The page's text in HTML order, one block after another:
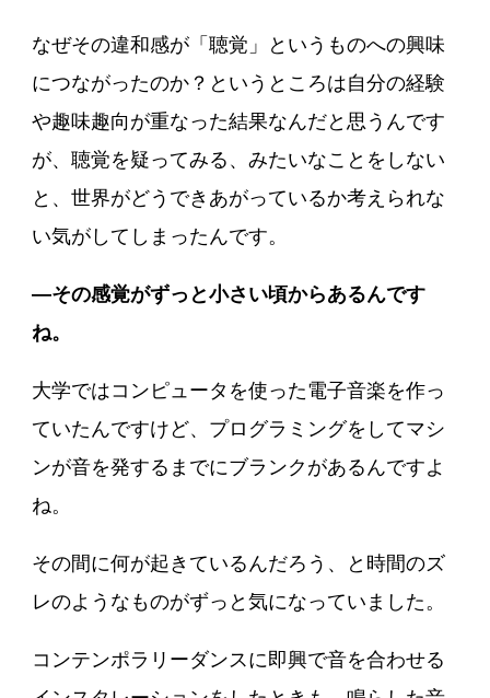
なぜその違和感が「聴覚」というものへの興味
につながったのか？というところは自分の経験
や趣味趣向が重なった結果なんだと思うんです
が、聴覚を疑ってみる、みたいなことをしない
と、世界がどうできあがっているか考えられな
い気がしてしまったんです。
―その感覚がずっと小さい頃からあるんです
ね。
大学ではコンピュータを使った電子音楽を作っ
ていたんですけど、プログラミングをしてマシ
ンが音を発するまでにブランクがあるんですよ
ね。
その間に何が起きているんだろう、と時間のズ
レのようなものがずっと気になっていました。
コンテンポラリーダンスに即興で音を合わせる